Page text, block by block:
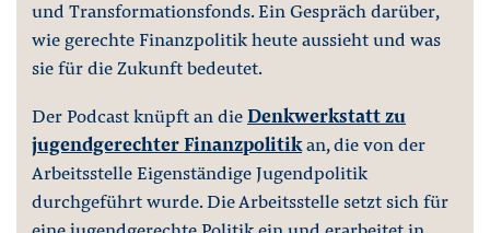
und Transformationsfonds. Ein Gespräch darüber,
wie gerechte Finanzpolitik heute aussieht und was
sie für die Zukunft bedeutet.
Der Podcast knüpft an dieDenkwerkstatt zu
jugendgerechter Finanzpolitikan, die von der
Arbeitsstelle Eigenständige Jugendpolitik
durchgeführt wurde. Die Arbeitsstelle setzt sich für